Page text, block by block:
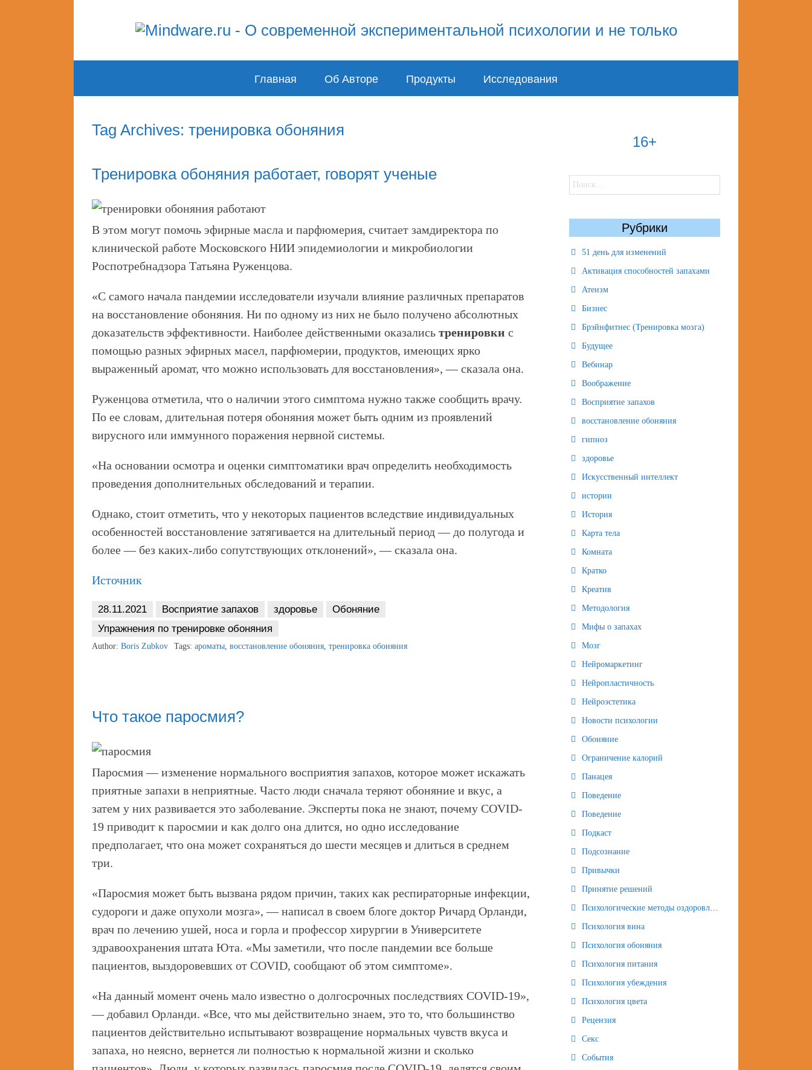
Главная Об Авторе Продукты Исследования
Tag Archives: тренировка обоняния
Тренировка обоняния работает, говорят ученые
В этом могут помочь эфирные масла и парфюмерия, считает замдиректора по
клинической работе Московского НИИ эпидемиологии и микробиологии
Роспотребнадзора Татьяна Руженцова.
«С самого начала пандемии исследователи изучали влияние различных препаратов
на восстановление обоняния. Ни по одному из них не было получено абсолютных
доказательств эффективности. Наиболее действенными оказались тренировки с
помощью разных эфирных масел, парфюмерии, продуктов, имеющих ярко
выраженный аромат, что можно использовать для восстановления», — сказала она.
Руженцова отметила, что о наличии этого симптома нужно также сообщить врачу.
По ее словам, длительная потеря обоняния может быть одним из проявлений
вирусного или иммунного поражения нервной системы.
«На основании осмотра и оценки симптоматики врач определить необходимость
проведения дополнительных обследований и терапии.
Однако, стоит отметить, что у некоторых пациентов вследствие индивидуальных
особенностей восстановление затягивается на длительный период — до полугода и
более — без каких-либо сопутствующих отклонений», — сказала она.
Источник
28.11.2021 Восприятие запахов здоровье
Обоняние
Упражнения по тренировке обоняния
Author: Boris Zubkov Tags: ароматы, восстановление обоняния, тренировка обоняния
Что такое паросмия?
Паросмия — изменение нормального восприятия запахов, которое может искажать
приятные запахи в неприятные. Часто люди сначала теряют обоняние и вкус, а
затем у них развивается это заболевание. Эксперты пока не знают, почему COVID-
19 приводит к паросмии и как долго она длится, но одно исследование
предполагает, что она может сохраняться до шести месяцев и длиться в среднем
три.
«Паросмия может быть вызвана рядом причин, таких как респираторные инфекции,
судороги и даже опухоли мозга», — написал в своем блоге доктор Ричард Орланди,
врач по лечению ушей, носа и горла и профессор хирургии в Университете
здравоохранения штата Юта. «Мы заметили, что после пандемии все больше
пациентов, выздоровевших от COVID, сообщают об этом симптоме».
«На данный момент очень мало известно о долгосрочных последствиях COVID-19»,
— добавил Орланди. «Все, что мы действительно знаем, это то, что большинство
пациентов действительно испытывают возвращение нормальных чувств вкуса и
запаха, но неясно, вернется ли полностью к нормальной жизни и сколько
16+
Найти:
Рубрики
51 день для изменений
Активация способностей запахами
Атеизм
Бизнес
Брэйнфитнес (Тренировка мозга)
Будущее
Вебинар
Воображение
Восприятие запахов
восстановление обоняния
гипноз
здоровье
Искусственный интеллект
истории
История
Карта тела
Комната
Кратко
Креатив
Методология
Мифы о запахах
Мозг
Нейромаркетинг
Нейропластичность
Нейроэстетика
Новости психологии
Обоняние
Ограничение калорий
Панацея
Поведение
Поведение
Подкаст
Подсознание
Привычки
Принятие решений
Психологические методы оздоровления и омоложения
Психология вина
Психология обоняния
Психология питания
Психология убеждения
Психология цвета
Рецензия
Секс
События